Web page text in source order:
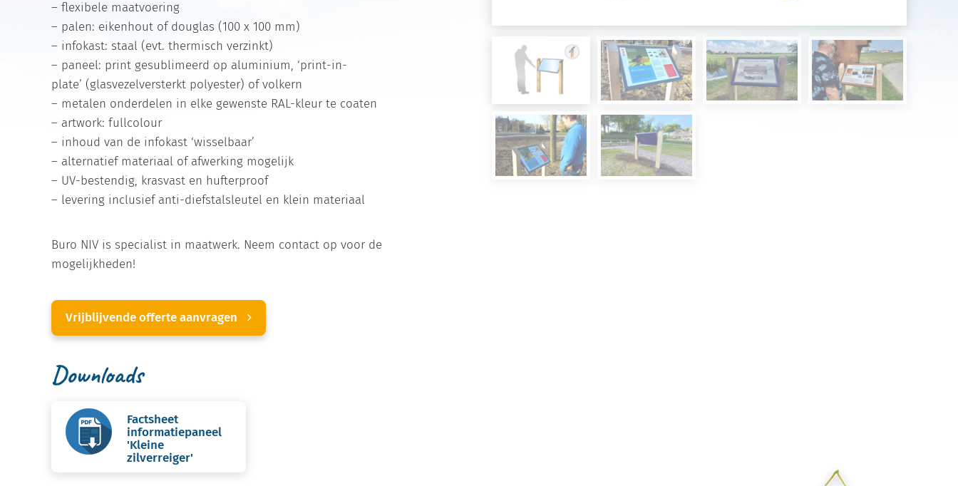
– flexibele maatvoering
– palen: eikenhout of douglas (100 x 100 mm)
– infokast: staal (evt. thermisch verzinkt)
– paneel: print gesublimeerd op aluminium, ‘print-in-
plate’ (glasvezelversterkt polyester) of volkern
– metalen onderdelen in elke gewenste RAL-kleur te coaten
– artwork: fullcolour
– inhoud van de infokast ‘wisselbaar’
– alternatief materiaal of afwerking mogelijk
– UV-bestendig, krasvast en hufterproof
– levering inclusief anti-diefstalsleutel en klein materiaal
Buro NIV is specialist in maatwerk. Neem contact op voor de
mogelijkheden!
Vrijblijvende offerte aanvragen
Downloads
Factsheet
informatiepaneel
'Kleine
zilverreiger'